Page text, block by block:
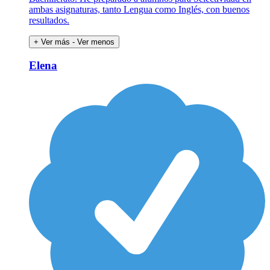
ambas asignaturas, tanto Lengua como Inglés, con buenos
resultados.
+ Ver más - Ver menos
Elena